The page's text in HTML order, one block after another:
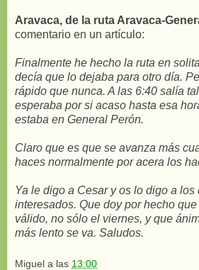
Aravaca, de la ruta Aravaca-
comentario en un artículo:
Finalmente he hecho la ruta en
decía que lo dejaba para otro día.
rápido que nunca. A las 6:40 salía
esperaba por si acaso hasta esa
estaba en General Perón.
Claro que es que se avanza más
haces normalmente por acera los
Ya le digo a Cesar y os lo digo a los
interesados. Que doy por hecho
válido, no sólo el viernes, y que
más lento se va. Saludos.
Miguel a las 13:00